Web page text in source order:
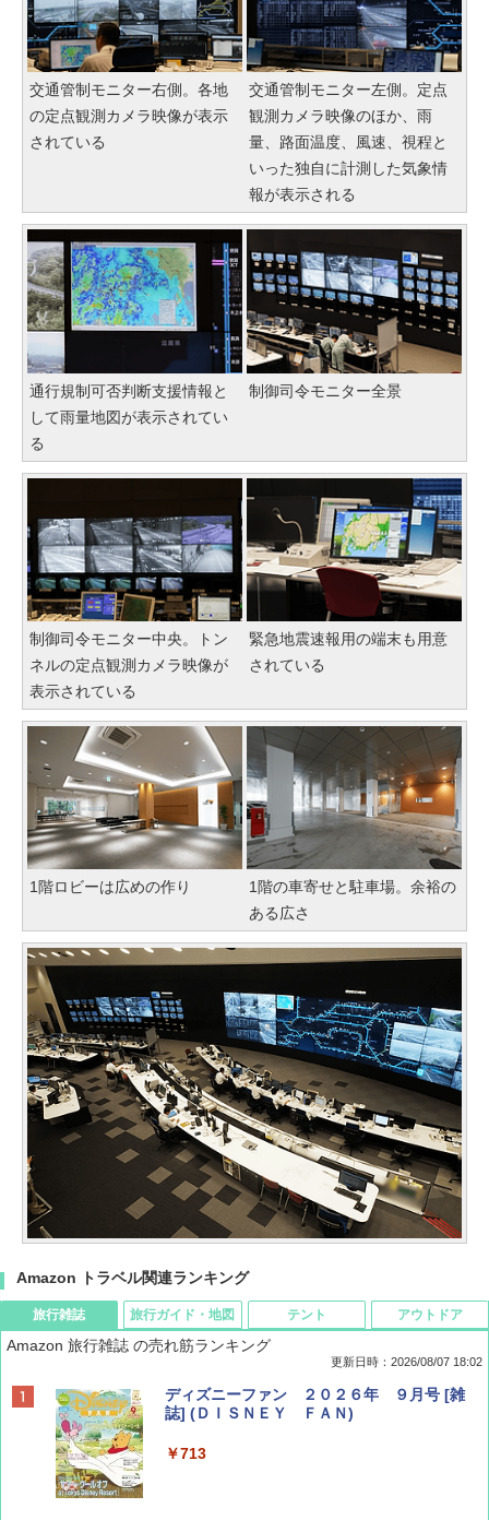
交通管制モニター右側。各地
の定点観測カメラ映像が表示
されている
交通管制モニター左側。定点
観測カメラ映像のほか、雨
量、路面温度、風速、視程と
いった独自に計測した気象情
報が表示される
通行規制可否判断支援情報と
して雨量地図が表示されてい
る
制御司令モニター全景
制御司令モニター中央。トン
ネルの定点観測カメラ映像が
表示されている
緊急地震速報用の端末も用意
されている
1階ロビーは広めの作り
1階の車寄せと駐車場。余裕の
ある広さ
Amazon トラベル関連ランキング
旅行雑誌
Amazon 旅行雑誌 の売れ筋ランキング
更新日時：2026/08/07 18:02
ディズニーファン ２０２６年 ９月号 [雑
誌] (ＤＩＳＮＥＹ ＦＡＮ)
￥713
旅行ガイド・地図 テント アウトドア